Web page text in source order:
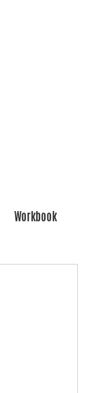
Workbook